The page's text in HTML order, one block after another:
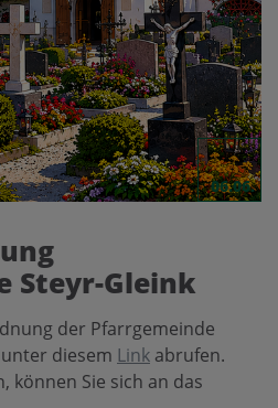
06.06.
Steyr-Gleink
der Pfarrgemeinde
diesem Link abrufen.
können Sie sich an das